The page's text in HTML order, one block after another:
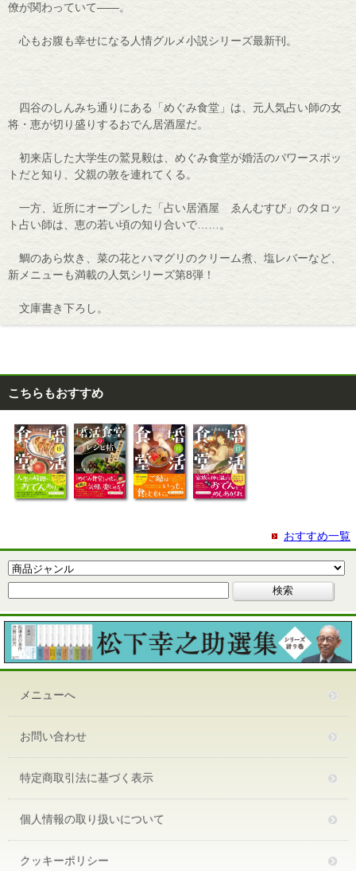
僚が関わっていて――。
心もお腹も幸せになる人情グルメ小説シリーズ最新刊。
四谷のしんみち通りにある「めぐみ食堂」は、元人気占い師の女
将・恵が切り盛りするおでん居酒屋だ。
初来店した大学生の鷲見毅は、めぐみ食堂が婚活のパワースポッ
トだと知り、父親の敦を連れてくる。
一方、近所にオープンした「占い居酒屋 ゑんむすび」のタロッ
ト占い師は、恵の若い頃の知り合いで……。
鯛のあら炊き、菜の花とハマグリのクリーム煮、塩レバーなど、
新メニューも満載の人気シリーズ第8弾！
文庫書き下ろし。
こちらもおすすめ
おすすめ一覧
メニューへ
お問い合わせ
特定商取引法に基づく表示
個人情報の取り扱いについて
クッキーポリシー